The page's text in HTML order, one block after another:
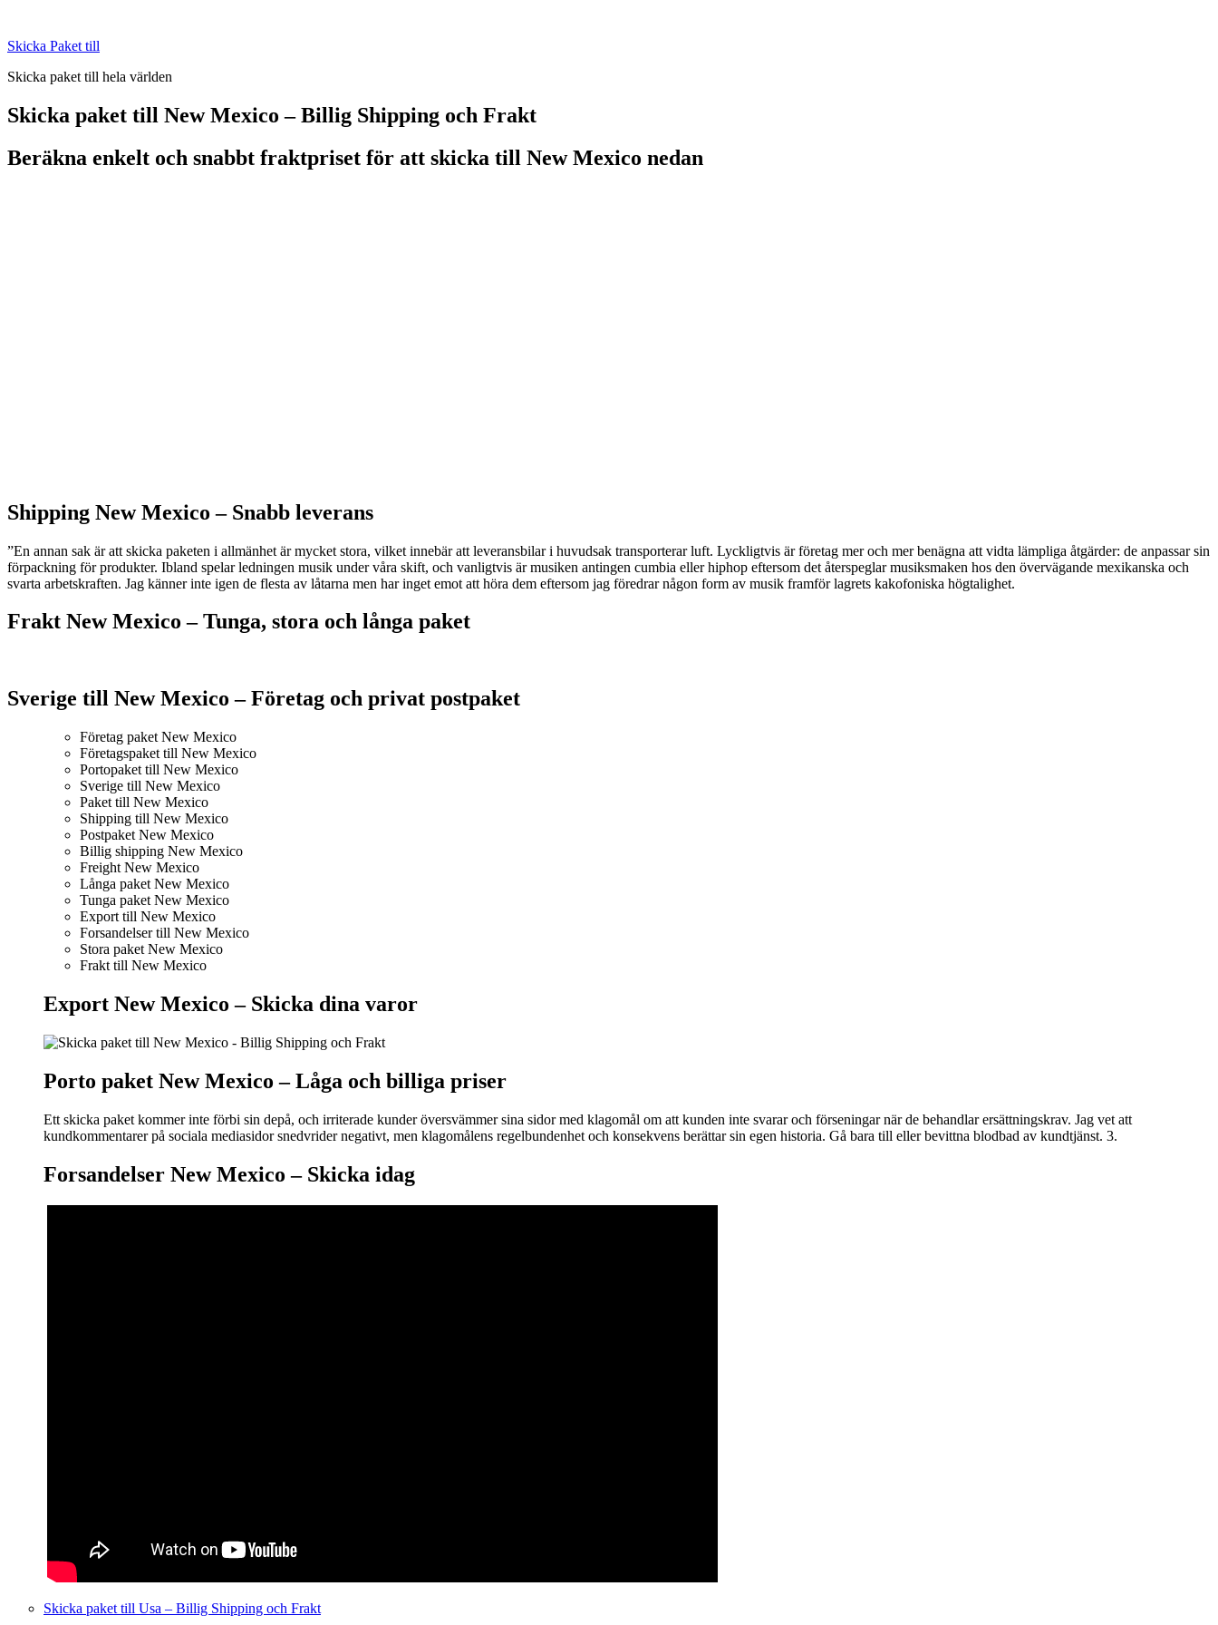
content
Skicka Paket till
Skicka paket till hela världen
Skicka paket till New Mexico – Billig Shipping och Frakt
Beräkna enkelt och snabbt fraktpriset för att skicka till New Mexico nedan
Shipping New Mexico – Snabb leverans
”En annan sak är att skicka paketen i allmänhet är mycket stora, vilket innebär att leveransbilar i huvudsak transporterar luft. Lyckligtvis är företag mer och mer benägna att vidta lämpliga åtgärder: de anpassar sin
förpackning för produkter. Ibland spelar ledningen musik under våra skift, och vanligtvis är musiken antingen cumbia eller hiphop eftersom det återspeglar musiksmaken hos den övervägande mexikanska och
svarta arbetskraften. Jag känner inte igen de flesta av låtarna men har inget emot att höra dem eftersom jag föredrar någon form av musik framför lagrets kakofoniska högtalighet.
Frakt New Mexico –Tunga, stora och långa paket
Sverige till New Mexico – Företag och privat postpaket
Företag paket New Mexico
Företagspaket till New Mexico
Portopaket till New Mexico
Sverige till New Mexico
Paket till New Mexico
Shipping till New Mexico
Postpaket New Mexico
Billig shipping New Mexico
Freight New Mexico
Långa paket New Mexico
Tunga paket New Mexico
Export till New Mexico
Forsandelser till New Mexico
Stora paket New Mexico
Frakt till New Mexico
Export New Mexico – Skicka dina varor
Porto paket New Mexico – Låga och billiga priser
Ett skicka paket kommer inte förbi sin depå, och irriterade kunder översvämmer sina sidor med klagomål om att kunden inte svarar och förseningar när de behandlar ersättningskrav. Jag vet att
kundkommentarer på sociala mediasidor snedvrider negativt, men klagomålens regelbundenhet och konsekvens berättar sin egen historia. Gå bara till eller bevittna blodbad av kundtjänst. 3.
Forsandelser New Mexico – Skicka idag
Skicka paket till Usa – Billig Shipping och Frakt